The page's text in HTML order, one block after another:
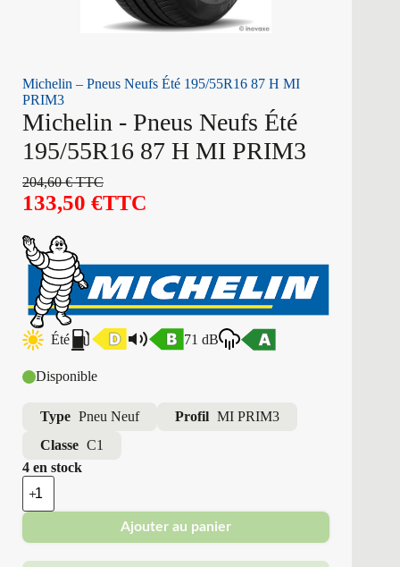
Michelin – Pneus Neufs Été 195/55R16 87 H MI
PRIM3
Michelin - Pneus Neufs Été
195/55R16 87 H MI PRIM3
204,60€TTC
133,50 €TTC
Été 71 dB
Disponible
Type Pneu Neuf Profil MI PRIM3
Classe C1
4 en stock
quantité
de
Michelin
Pneus
Neufs
Ajouter au panier